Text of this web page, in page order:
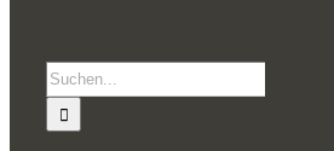
Suche
nach: